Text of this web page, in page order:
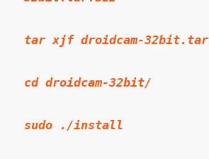
tar xjf droidcam-
cd droidcam-32bit/
sudo ./install